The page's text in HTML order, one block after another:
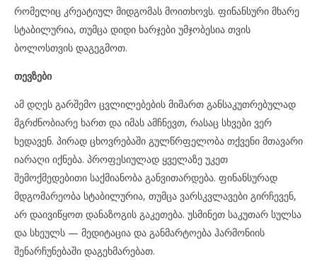
რომელიც კრეატიულ მიდგომას მოითხოვს. ფინანსური მხარე
სტაბილურია, თუმცა დიდი ხარჯები უმჯობესია თვის
ბოლოსთვის დაგეგმოთ.
თევზები
ამ დღეს გარშემო ცვლილებების მიმართ განსაკუთრებულად
მგრძნობიარე ხართ და იმას ამჩნევთ, რასაც სხვები ვერ
ხედავენ. პირად ცხოვრებაში გულწრფელობა თქვენი მთავარი
იარაღი იქნება. პროფესიულად ყველაზე უკეთ
შემოქმედებითი საქმიანობა განვითარდება. ფინანსურად
მდგომარეობა სტაბილურია, თუმცა ვარსკვლავები გირჩევენ,
არ დაივიწყოთ დანაზოგის გაკეთება. უსმინეთ საკუთარ სულსა
და სხეულს — მედიტაცია და განმარტოება ჰარმონიის
შენარჩუნებაში დაგეხმარებათ.